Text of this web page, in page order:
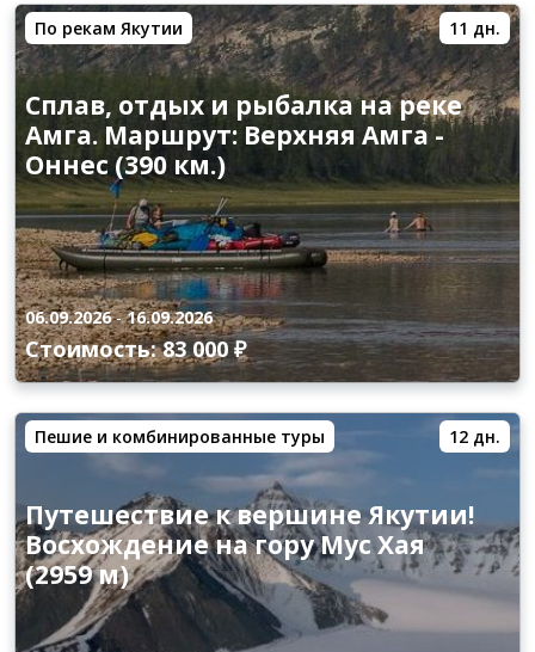
По рекам Якутии 11 дн.
Сплав, отдых и рыбалка на реке
Амга. Маршрут: Верхняя Амга -
Оннес (390 км.)
06.09.2026-16.09.2026
Стоимость: 83 000 ₽
Пешие и комбинированные туры 12 дн.
Путешествие к вершине Якутии!
Восхождение на гору Мус Хая
(2959 м)